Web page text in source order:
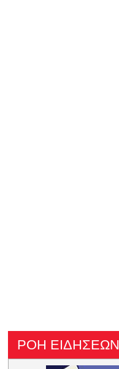
ΡΟΗ ΕΙΔΗΣΕΩΝ